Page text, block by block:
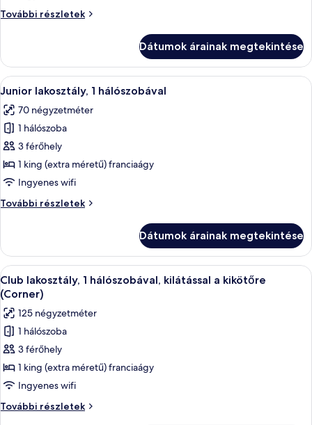
2
További részletek
Junior
ágy
további
részletei
Dátumok árainak megtekintése
A
következő
szoba
összes
képének
megtekintése:
Junior
1
Egy szállodai szoba, amelyben egy
5
Junior lakosztály, 1 hálószobával
70 négyzetméter
1 hálószoba
3 férőhely
1 king (extra méretű) franciaágy
Ingyenes wifi
További részletek
Junior
további
részletei
Dátumok árainak megtekintése
A
következő
szoba
összes
képének
megtekintése:
Club
lakosztály,
1
hálószobával,
Egy szállodai szoba, amelyben nagy
9
Club lakosztály, 1 hálószobával, kilátással a kikötőre
(Corner)
125 négyzetméter
1 hálószoba
3 férőhely
1 king (extra méretű) franciaágy
Ingyenes wifi
További részletek
Club